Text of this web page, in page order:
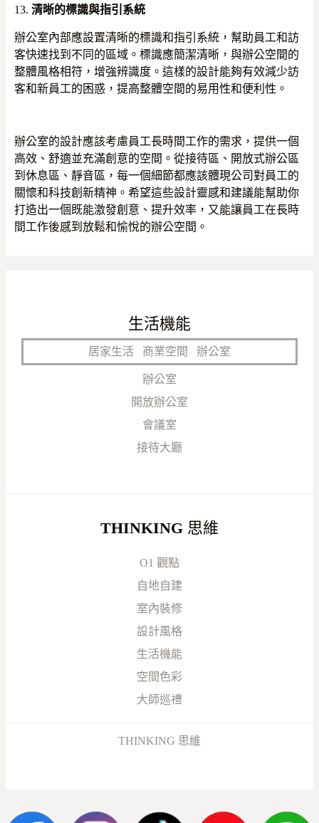
13.清晰的標識與指引系統
辦公室內部應設置清晰的標識和指引系統，幫助員工和訪
客快速找到不同的區域。標識應簡潔清晰，與辦公空間的
整體風格相符，增強辨識度。這樣的設計能夠有效減少訪
客和新員工的困惑，提高整體空間的易用性和便利性。
辦公室的設計應該考慮員工長時間工作的需求，提供一個
高效、舒適並充滿創意的空間。從接待區、開放式辦公區
到休息區、靜音區，每一個細節都應該體現公司對員工的
關懷和科技創新精神。希望這些設計靈感和建議能幫助你
打造出一個既能激發創意、提升效率，又能讓員工在長時
間工作後感到放鬆和愉悅的辦公空間。
生活機能
居家生活 商業空間 辦公室
辦公室
開放辦公室
會議室
接待大廳
THINKING 思維
O1 觀點
自地自建
室內裝修
設計風格
生活機能
空間色彩
大師巡禮
THINKING 思維